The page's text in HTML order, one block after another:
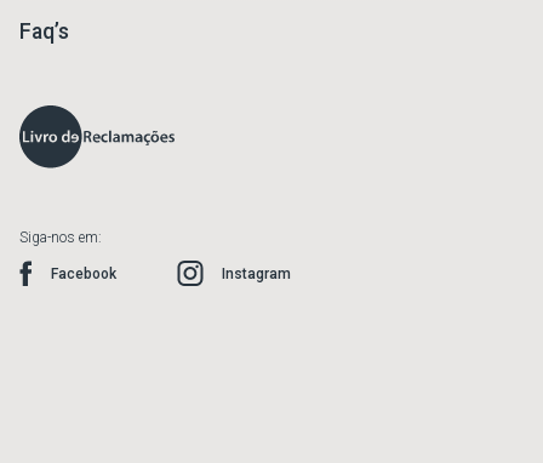
Faq’s
Siga-nos em:
Facebook Instagram